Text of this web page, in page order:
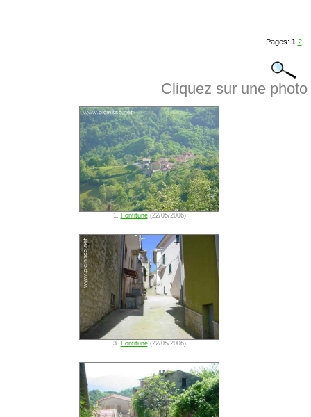
Pages: 1 2
Cliquez sur une
1. Fontitune(22/05/2006)
3. Fontitune(22/05/2006)